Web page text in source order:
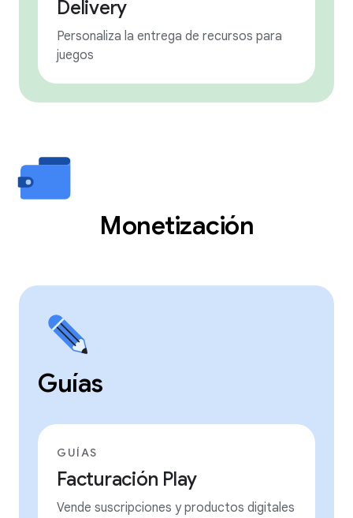
Delivery
Personaliza la entrega de recursos para
juegos
Monetización
Guías
GUÍAS
Facturación Play
Vende suscripciones y productos digitales